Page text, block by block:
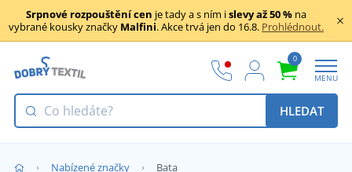
Srpnové rozpouštění cen je tady a s ním islevy až 50 % na
vybrané kousky značky Malfini. Akce trvá jen do 16.8. Prohlédnout.
0
MENU
HLEDAT
Nabízené značky Bata